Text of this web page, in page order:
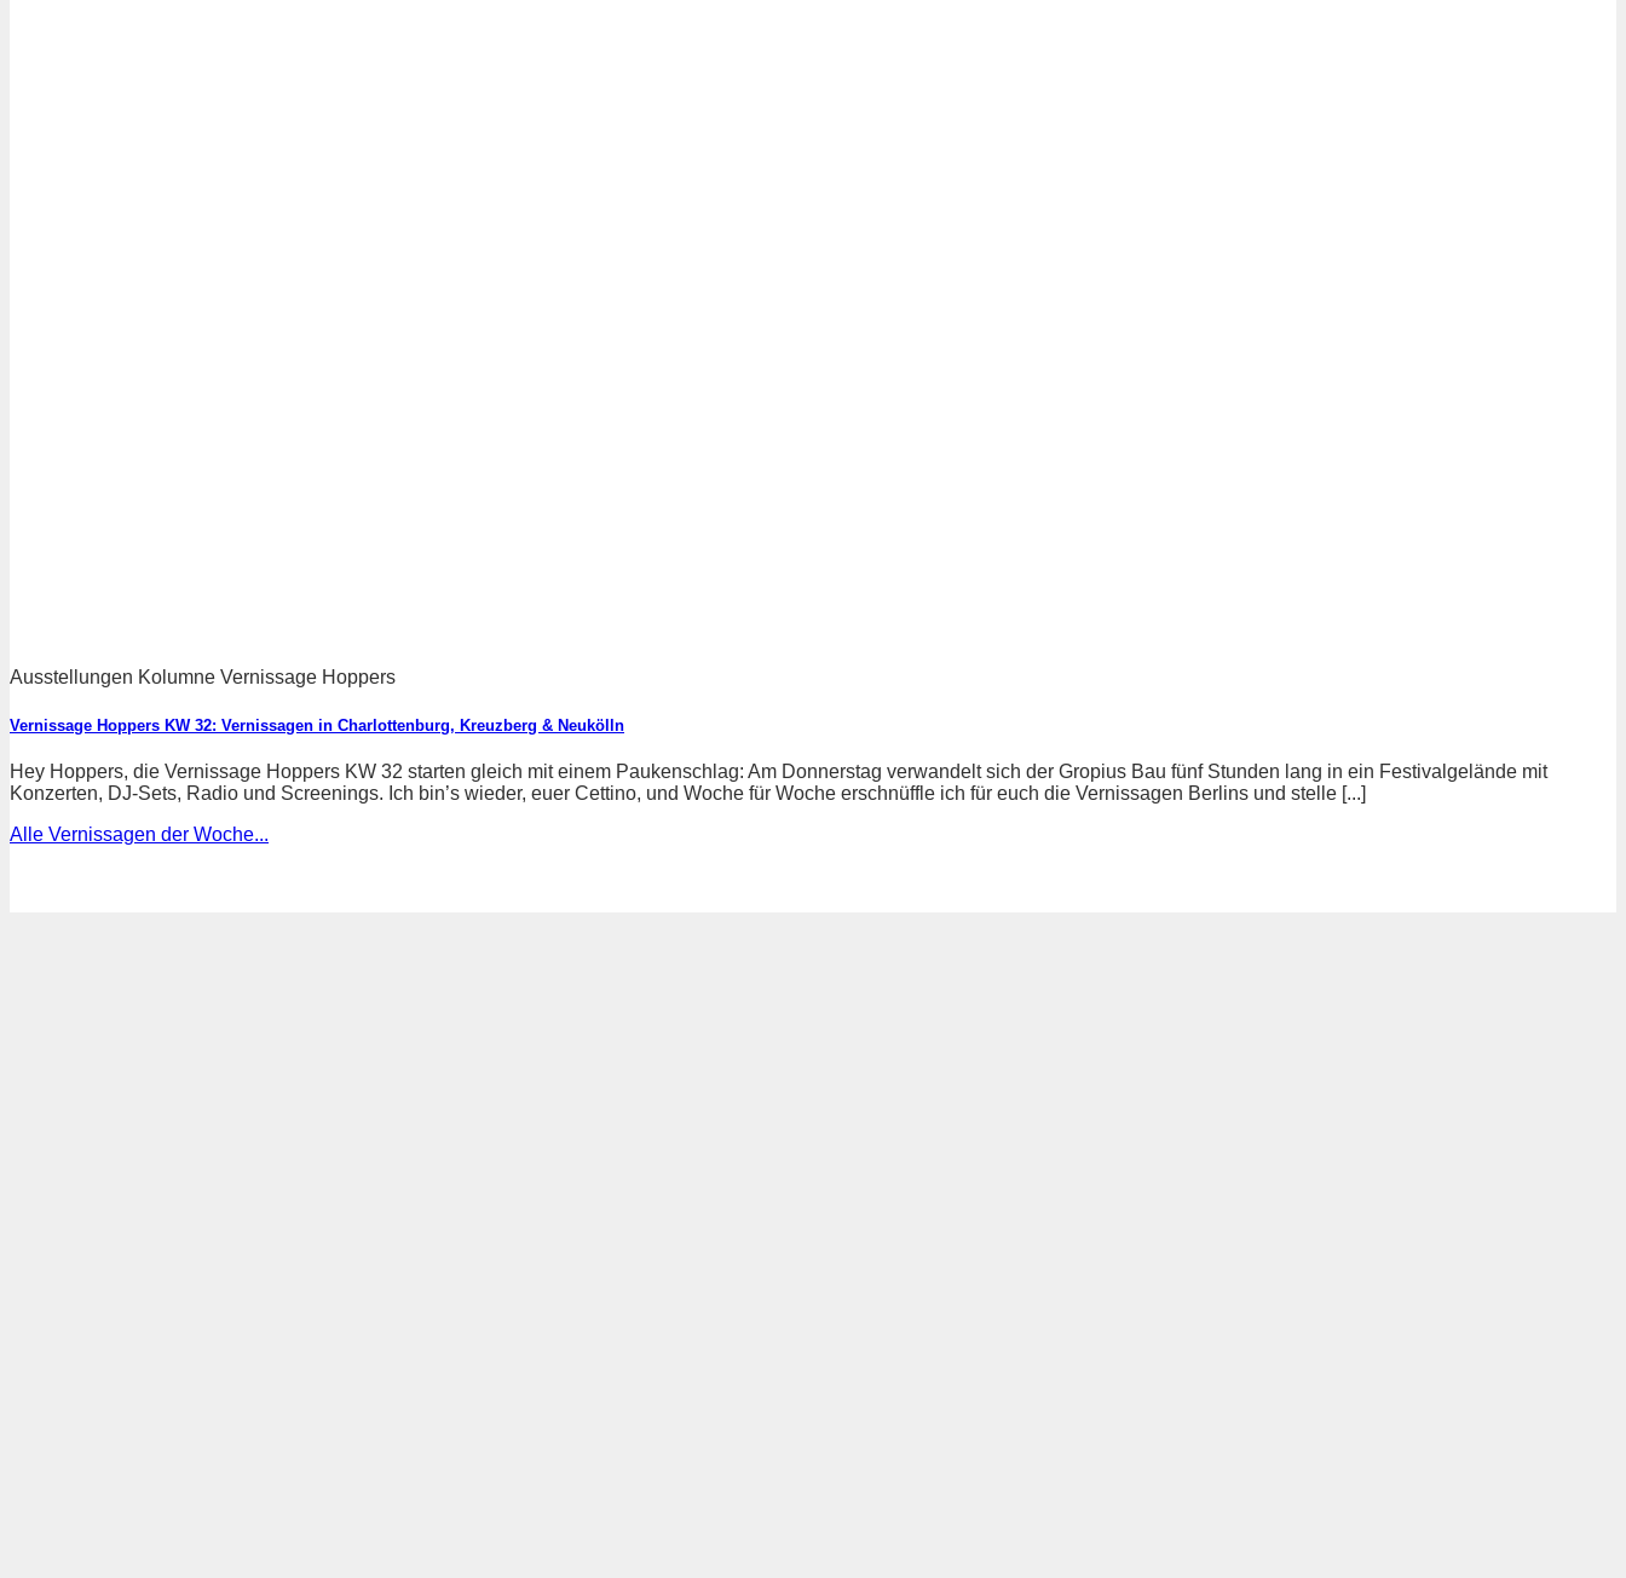
Ausstellungen Kolumne Vernissage Hoppers
Vernissage Hoppers KW 32: Vernissagen in Charlottenburg, Kreuzberg & Neukölln
Hey Hoppers, die Vernissage Hoppers KW 32 starten gleich mit einem Paukenschlag: Am Donnerstag verwandelt sich der Gropius Bau fünf Stunden lang in ein Festivalgelände mit
Konzerten, DJ-Sets, Radio und Screenings. Ich bin’s wieder, euer Cettino, und Woche für Woche erschnüffle ich für euch die Vernissagen Berlins und stelle [...]
Alle Vernissagen der Woche...